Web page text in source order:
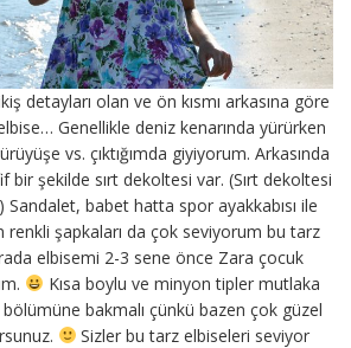
detayları olan ve ön kısmı arkasına göre
Genellikle deniz kenarında yürürken
vs. çıktığımda giyiyorum. Arkasında
bir şekilde sırt dekoltesi var. (Sırt dekoltesi
) Sandalet, babet hatta spor ayakkabısı ile
renkli şapkaları da çok seviyorum bu tarz
elbisemi 2-3 sene önce Zara çocuk
Kısa boylu ve minyon tipler mutlaka
bakmalı çünkü bazen çok güzel
Sizler bu tarz elbiseleri seviyor